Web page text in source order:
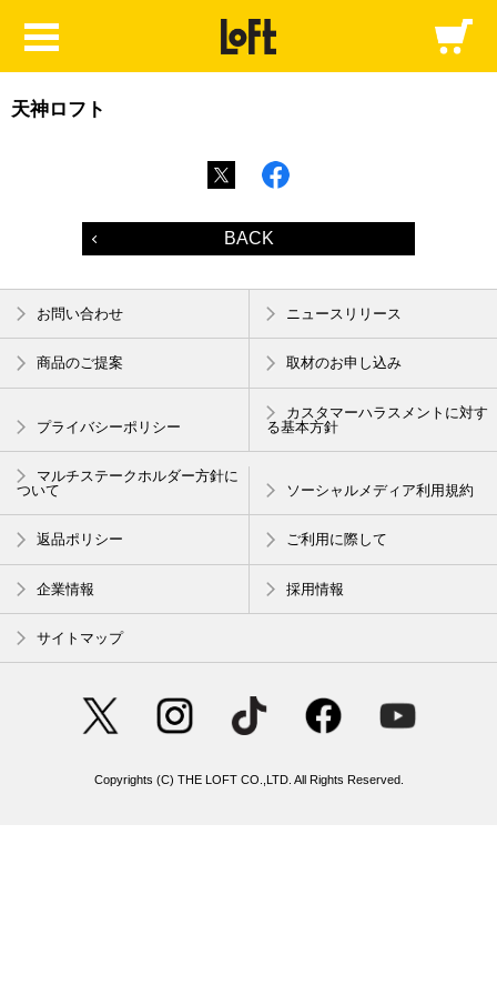
天神ロフト
BACK
お問い合わせ ニュースリリース
商品のご提案 取材のお申し込み
プライバシーポリシー
カスタマーハラスメントに対す
る基本方針
マルチステークホルダー方針に
ついて
ソーシャルメディア利用規約
返品ポリシー ご利用に際して
企業情報 採用情報
サイトマップ
Copyrights (C) THE LOFT CO.,LTD. All Rights Reserved.